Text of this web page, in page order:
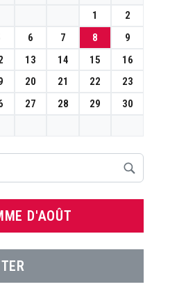
1
2
6 7 8
9
13 14 15
16
20 21 22
23
27 28 29
30
D'AOÛT